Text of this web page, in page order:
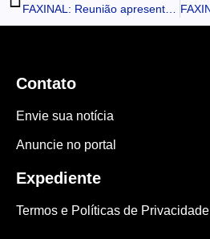
Contato
Envie sua notícia
Anuncie no portal
Expediente
Termos e Políticas de Privacidade